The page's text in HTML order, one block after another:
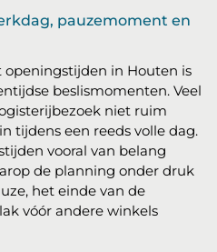
pauzemoment en
openingstijden in Houten is
beslismomenten. Veel
niet ruim
tijdens een reeds volle dag.
vooral van belang
de planning onder druk
het einde van de
vóór andere winkels